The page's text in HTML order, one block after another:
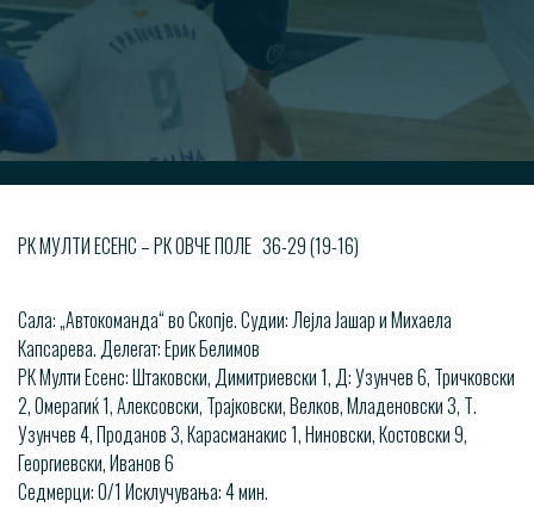
РК МУЛТИ ЕСЕНС – РК ОВЧЕ ПОЛЕ 36-29 (19-16)
Сала: „Автокоманда“ во Скопје. Судии: Лејла Јашар и Михаела
Капсарева. Делегат: Ерик Белимов
РК Мулти Есенс: Штаковски, Димитриевски 1, Д: Узунчев 6, Тричковски
2, Омерагиќ 1, Алексовски, Трајковски, Велков, Младеновски 3, Т.
Узунчев 4, Проданов 3, Карасманакис 1, Ниновски, Костовски 9,
Георгиевски, Иванов 6
Седмерци: 0/1 Исклучувања: 4 мин.